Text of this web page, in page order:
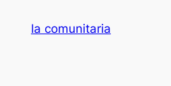
la comunitaria